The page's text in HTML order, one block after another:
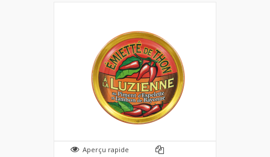
Aperçu rapide